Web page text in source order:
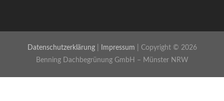
Datenschutzerklärung| Impressum | Copyright © 2026
Benning Dachbegrünung GmbH – Münster NRW